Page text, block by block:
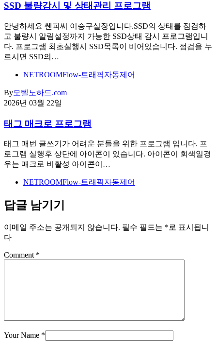
SSD 불량감시 및 상태관리 프로그램
안녕하세요 쎈피씨 이승구실장입니다.SSD의 상태를 점검하
고 불량시 알림설정까지 가능한 SSD상태 감시 프로그램입니
다. 프로그램 최초실행시 SSD목록이 비어있습니다. 점검을 누
르시면 SSD의…
NETROOMFlow-트래픽자동제어
By모텔노하드.com
2026년 03월 22일
태그 매크로 프로그램
태그 매번 글쓰기가 어려운 분들을 위한 프로그램 입니다. 프
로그램 실행후 상단에 아이콘이 있습니다. 아이콘이 회색일경
우는 매크로 비활성 아이콘이…
NETROOMFlow-트래픽자동제어
답글 남기기
이메일 주소는 공개되지 않습니다. 필수 필드는 *로 표시됩니
다
Comment *
Your Name *